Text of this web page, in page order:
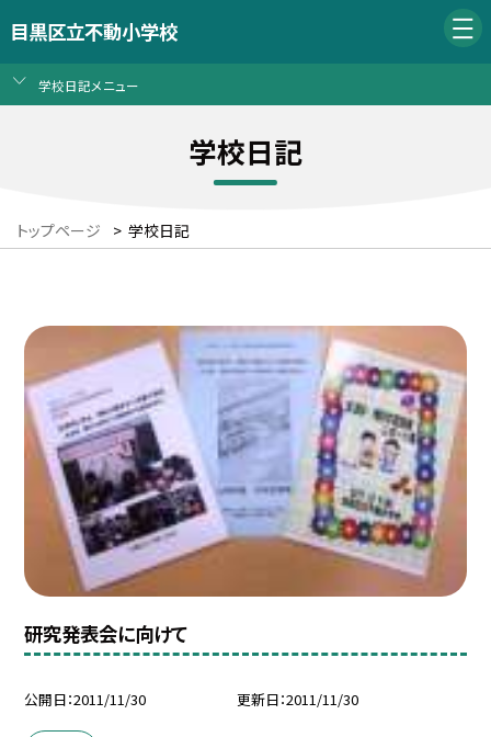
目黒区立不動小学校
学校日記メニュー
学校日記
トップページ > 学校日記
研究発表会に向けて
公開日 2011/11/30 更新日 2011/11/30